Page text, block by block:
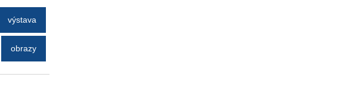
výstava
obrazy